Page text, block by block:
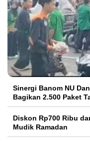
Sinergi Banom NU
Bagikan 2.500 Paket
Diskon Rp700 Ribu
Mudik Ramadan